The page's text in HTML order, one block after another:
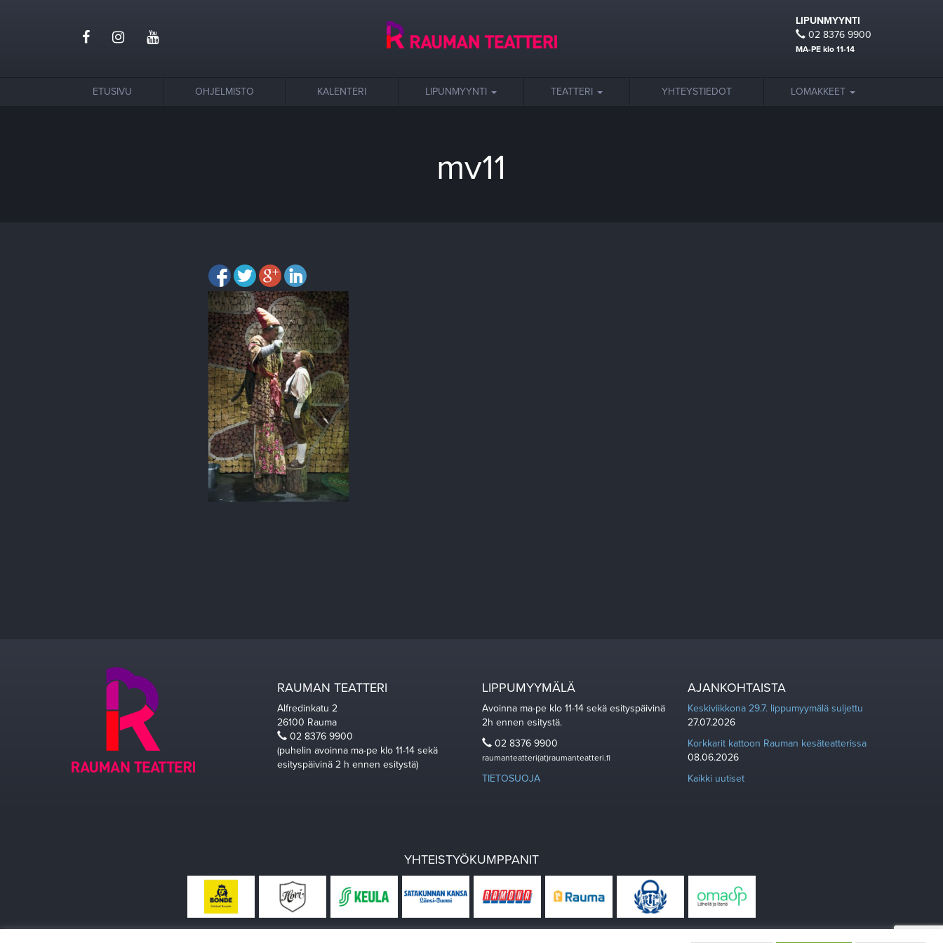
LIPUNMYYNTI
02 8376 9900
MA-PE klo 11-14
ETUSIVU OHJELMISTO KALENTERI LIPUNMYYNTI TEATTERI YHTEYSTIEDOT LOMAKKEET
mv11
RAUMAN TEATTERI
Alfredinkatu 2
26100 Rauma
02 8376 9900
(puhelin avoinna ma-pe klo 11-14 sekä
esityspäivinä 2 h ennen esitystä)
LIPPUMYYMÄLÄ
Avoinna ma-pe klo 11-14 sekä esityspäivinä
2h ennen esitystä.
02 8376 9900
raumanteatteri(at)raumanteatteri.fi
TIETOSUOJA
AJANKOHTAISTA
Keskiviikkona 29.7. lippumyymälä suljettu
27.07.2026
Korkkarit kattoon Rauman kesäteatterissa
08.06.2026
Kaikki uutiset
YHTEISTYÖKUMPPANIT